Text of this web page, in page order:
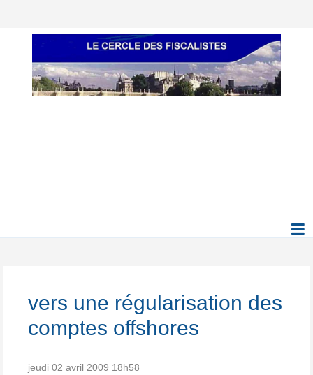
vers une régularisation des
comptes offshores
jeudi 02 avril 2009 18h58